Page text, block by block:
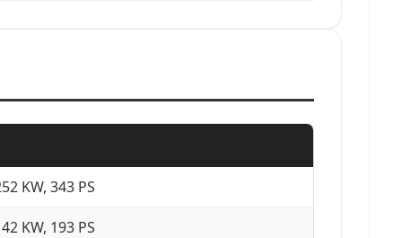
KW, 343 PS
KW, 193 PS